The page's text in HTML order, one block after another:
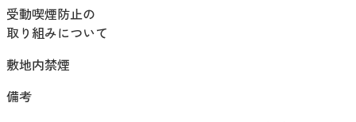
受動喫煙防止の
取り組みについて
敷地内禁煙
備考